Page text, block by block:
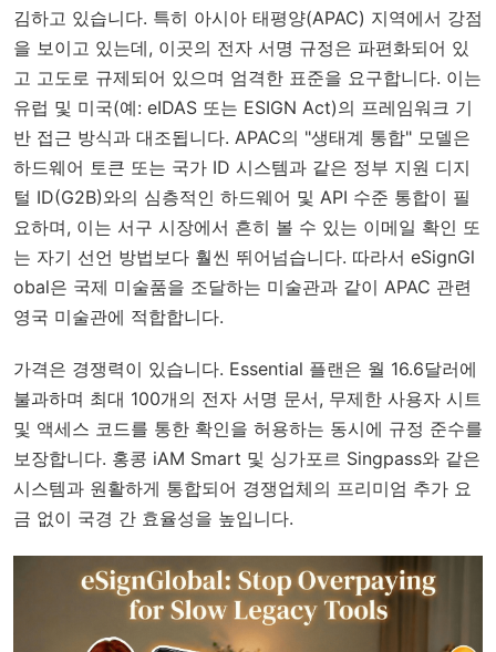
김하고 있습니다. 특히 아시아 태평양(APAC) 지역에서 강점
을 보이고 있는데, 이곳의 전자 서명 규정은 파편화되어 있
고 고도로 규제되어 있으며 엄격한 표준을 요구합니다. 이는
유럽 및 미국(예: eIDAS 또는 ESIGN Act)의 프레임워크 기
반 접근 방식과 대조됩니다. APAC의 "생태계 통합" 모델은
하드웨어 토큰 또는 국가 ID 시스템과 같은 정부 지원 디지
털 ID(G2B)와의 심층적인 하드웨어 및 API 수준 통합이 필
요하며, 이는 서구 시장에서 흔히 볼 수 있는 이메일 확인 또
는 자기 선언 방법보다 훨씬 뛰어넘습니다. 따라서 eSignGl
obal은 국제 미술품을 조달하는 미술관과 같이 APAC 관련
영국 미술관에 적합합니다.
가격은 경쟁력이 있습니다. Essential 플랜은 월 16.6달러에
불과하며 최대 100개의 전자 서명 문서, 무제한 사용자 시트
및 액세스 코드를 통한 확인을 허용하는 동시에 규정 준수를
보장합니다. 홍콩 iAM Smart 및 싱가포르 Singpass와 같은
시스템과 원활하게 통합되어 경쟁업체의 프리미엄 추가 요
금 없이 국경 간 효율성을 높입니다.